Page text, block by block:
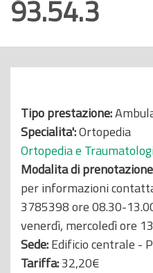
93.54.3
Tipo prestazione:
Specialita':Ortopedia
Ortopedia e
Modalita di
per informazioni
3785398 ore 08.30-
venerdì, mercoledì ore
Sede:Edificio centrale -
Tariffa:32,20€